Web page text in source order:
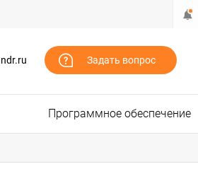
Задать вопрос
Программное обеспечение